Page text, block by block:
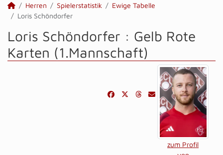
Herren Spielerstatistik
Ewige Tabelle
Loris Schöndorfer
Loris Schöndorfer : Gelb Rote
Karten (1.Mannschaft)
zum Profil